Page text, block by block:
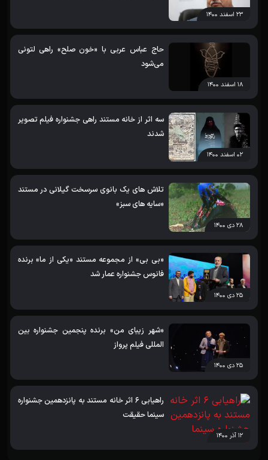
۲۳ اسفند ۱۴۰۰
۱۸ اسفند ۱۴۰۰
حاج عباس عربی با «خون صلح» راهی لتونی
می‌شود
۰۲ اسفند ۱۴۰۰
سه اثر از خانه مستند راهی جشنواره فیلم تصویر
شدند
۲۸ دی ۱۴۰۰
تلاش های یک بانوی سرسخت گیلانی در مستند
«سایه های سبز»
۲۵ دی ۱۴۰۰
«بی بی» از مجموعه مستند «یکی از ما» برنده
فانوس جشنواره عمار شد
۲۵ دی ۱۴۰۰
«شهر زیبای من» برنده پنجمین جشنواره بین
المللی فیلم پرواز
۱۲ آذر ۱۴۰۰
راهیابی 6 اثر خانه مستند به پانزدهمین جشنواره
سینما حقیقت